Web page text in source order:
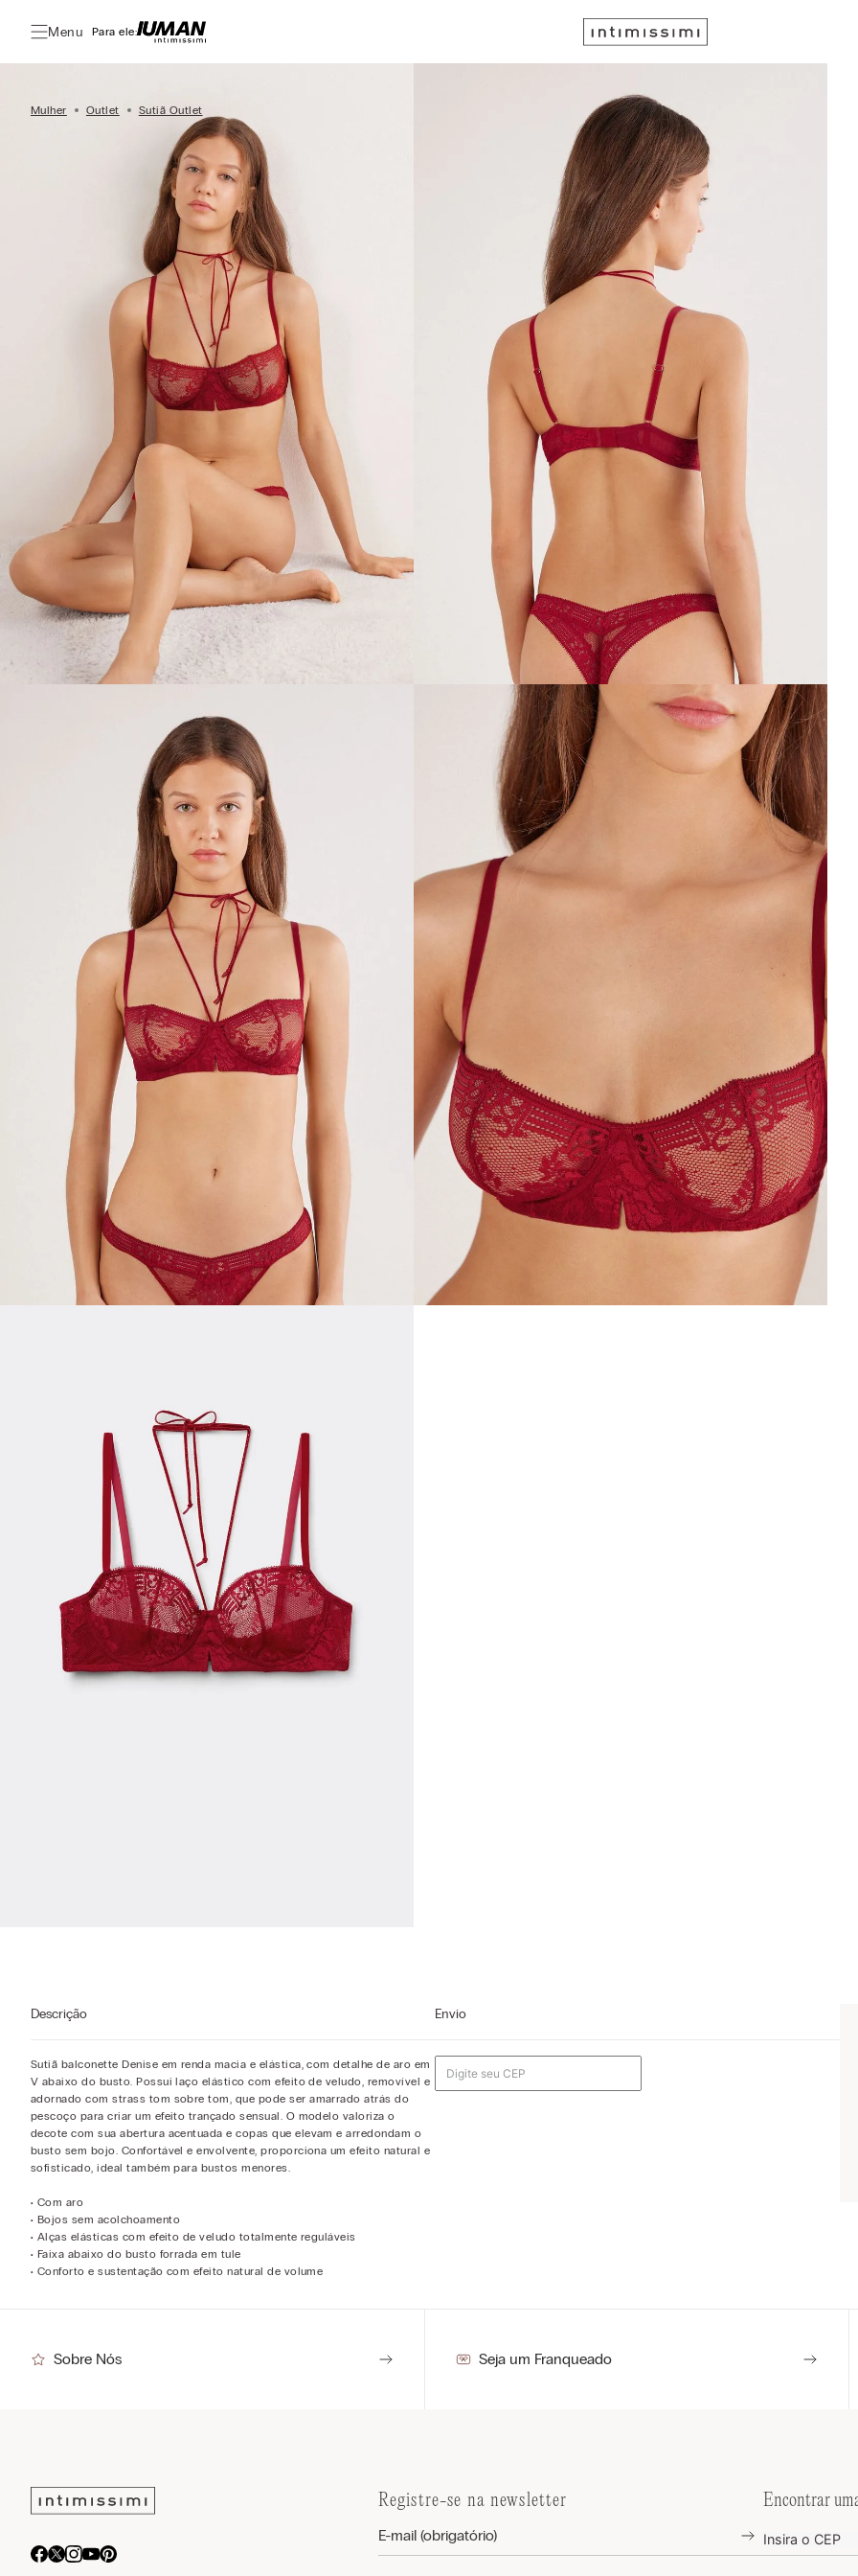
Menu Para ele:
Mulher Outlet Sutiã Outlet
Descrição
Sutiã balconette Denise em renda macia e elástica, com detalhe de aro em
V abaixo do busto. Possui laço elástico com efeito de veludo, removível e
adornado com strass tom sobre tom, que pode ser amarrado atrás do
pescoço para criar um efeito trançado sensual. O modelo valoriza o
decote com sua abertura acentuada e copas que elevam e arredondam o
busto sem bojo. Confortável e envolvente, proporciona um efeito natural e
sofisticado, ideal também para bustos menores.
• Com aro
• Bojos sem acolchoamento
• Alças elásticas com efeito de veludo totalmente reguláveis
• Faixa abaixo do busto forrada em tule
• Conforto e sustentação com efeito natural de volume
Envio
Sobre Nós Seja um Franqueado
Registre-se na newsletter Encontrar